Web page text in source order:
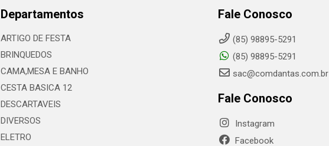
Departamentos
ARTIGO DE FESTA
BRINQUEDOS
CAMA,MESA E BANHO
CESTA BASICA 12
DESCARTAVEIS
DIVERSOS
ELETRO
Fale Conosco
(85) 98895-5291
(85) 98895-5291
sac@comdantas.com.br
Fale Conosco
Instagram
Facebook